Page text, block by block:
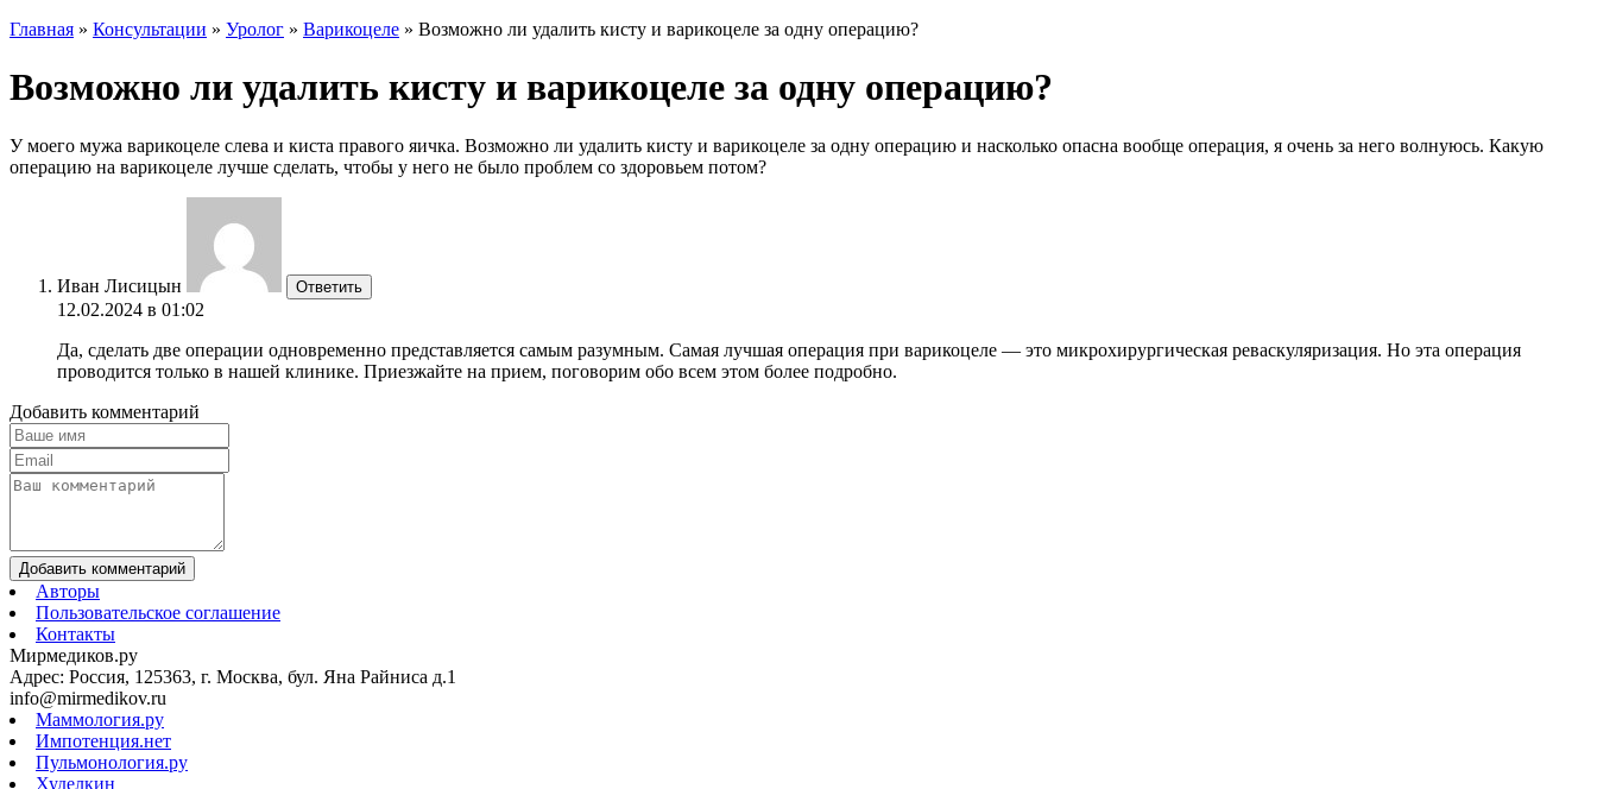
Главная » Консультации » Уролог » Варикоцеле » Возможно ли удалить кисту и варикоцеле за одну операцию?
Возможно ли удалить кисту и варикоцеле за одну операцию?
У моего мужа варикоцеле слева и киста правого яичка. Возможно ли удалить кисту и варикоцеле за одну операцию и насколько опасна вообще операция, я очень за него волнуюсь. Какую
операцию на варикоцеле лучше сделать, чтобы у него не было проблем со здоровьем потом?
Иван Лисицын Ответить
12.02.2024 в 01:02
Да, сделать две операции одновременно представляется самым разумным. Самая лучшая операция при варикоцеле — это микрохирургическая реваскуляризация. Но эта операция
проводится только в нашей клинике. Приезжайте на прием, поговорим обо всем этом более подробно.
Добавить комментарий
Добавить комментарий
Авторы
Пользовательское соглашение
Контакты
Мирмедиков.ру
Адрес: Россия, 125363, г. Москва, бул. Яна Райниса д.1
info@mirmedikov.ru
Маммология.ру
Импотенция.нет
Пульмонология.ру
Худелкин